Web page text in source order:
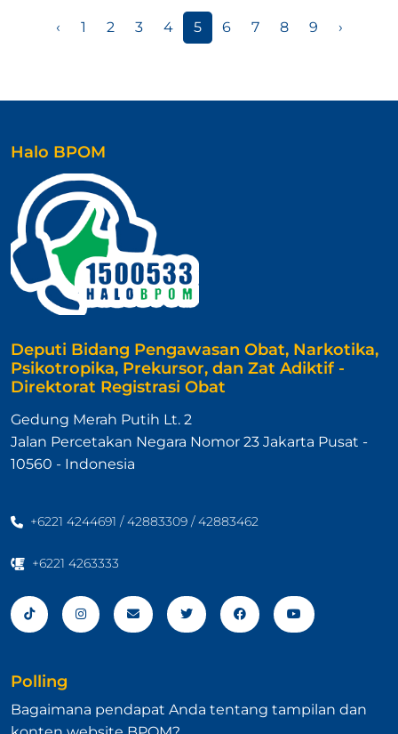
‹ 1 2 3 4 5 6 7 8 9 ›
Halo BPOM
Deputi Bidang Pengawasan Obat, Narkotika,
Psikotropika, Prekursor, dan Zat Adiktif -
Direktorat Registrasi Obat
Gedung Merah Putih Lt. 2
Jalan Percetakan Negara Nomor 23 Jakarta Pusat -
10560 - Indonesia
+6221 4244691 / 42883309 / 42883462
+6221 4263333
Polling
Bagaimana pendapat Anda tentang tampilan dan